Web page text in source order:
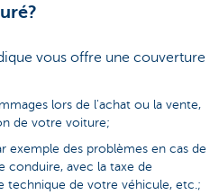
vous offre une couverture
lors de l'achat ou la vente,
de votre voiture;
exemple des problèmes en cas de
conduire, avec la taxe de
technique de votre véhicule, etc.;